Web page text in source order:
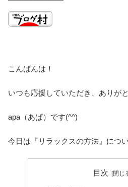
こんばんは！
いつも応援していただき、ありが
apa（あぱ）です(^^)
今日は『リラックスの方法』につ
目次